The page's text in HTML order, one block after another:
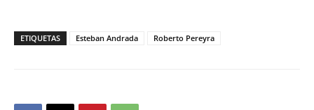
ETIQUETAS Esteban Andrada Roberto Pereyra